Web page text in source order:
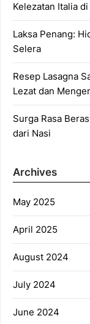
Kelezatan Italia
Laksa Penang:
Selera
Resep Lasagna
Lezat dan
Surga Rasa
dari Nasi
Archives
May 2025
April 2025
August 2024
July 2024
June 2024